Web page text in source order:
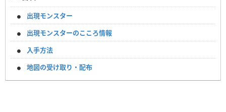
出現モンスター
出現モンスターのこころ情報
入手方法
地図の受け取り・配布